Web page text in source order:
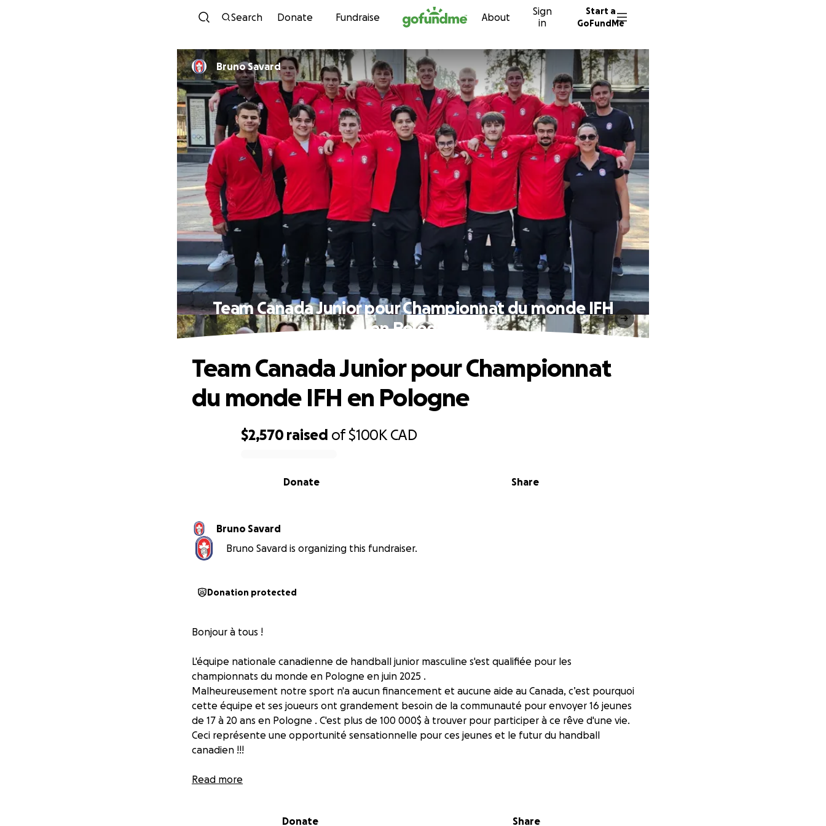
Skip to content
Search Donate Fundraise About
Sign
in
Start a
GoFundMe
Bruno Savard
Team Canada Junior pour Championnat du monde IFH
en Pologne
$2,570 raised of$100K CAD
Share
Donate
Team Canada Junior pour Championnat
du monde IFH en Pologne
Bruno Savard
Bruno Savard is organizing this fundraiser.
Donation protected
Bonjour à tous !
L'équipe nationale canadienne de handball junior masculine s'est qualifiée pour les
championnats du monde en Pologne en juin 2025 .
Malheureusement notre sport n'a aucun financement et aucune aide au Canada, c’est pourquoi
cette équipe et ses joueurs ont grandement besoin de la communauté pour envoyer 16 jeunes
de 17 à 20 ans en Pologne . C'est plus de 100 000$ à trouver pour participer à ce rêve d'une vie.
Ceci représente une opportunité sensationnelle pour ces jeunes et le futur du handball
canadien !!!
Merci à l’avance pour votre aide et votre soutien. Tout don petit ou grand sera le bienvenu!
Read more
Donate Share